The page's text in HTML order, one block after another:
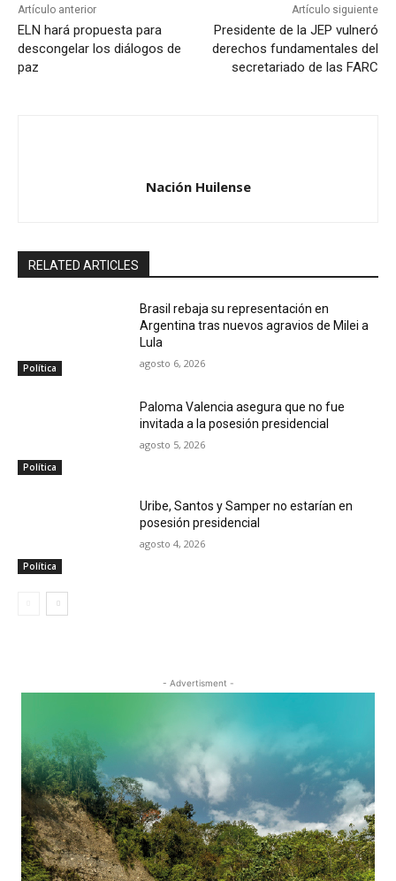
Artículo anterior
ELN hará propuesta para
descongelar los diálogos de
paz
Artículo siguiente
Presidente de la JEP vulneró
derechos fundamentales del
secretariado de las FARC
Nación Huilense
RELATED ARTICLES
Política
Brasil rebaja su representación en
Argentina tras nuevos agravios de Milei a
Lula
agosto 6, 2026
Política
Paloma Valencia asegura que no fue
invitada a la posesión presidencial
agosto 5, 2026
Política
Uribe, Santos y Samper no estarían en
posesión presidencial
agosto 4, 2026
- Advertisment -